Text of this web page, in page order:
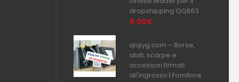
dropshipping QQ663
0,00€
qiqiyg.com – Borse,
abiti, scarpe e
accessori firmati
all'ingrosso | Fornitore